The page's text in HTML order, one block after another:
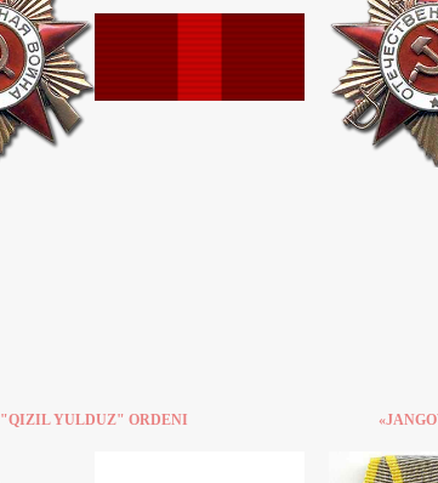
"QIZIL YULDUZ" ORDENI